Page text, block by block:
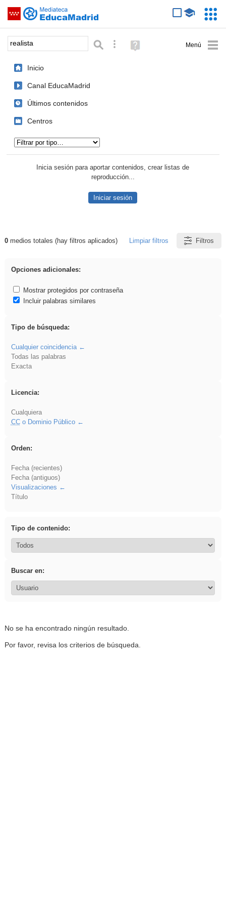
Saltar navegación
Palabra o frase: Búsqueda avanzada
Ayuda
(en
Inicio
Canal EducaMadrid
Últimos contenidos
Centros
Inicia sesión para aportar contenidos, crear listas de
reproducción...
Iniciar sesión
Resultados de: realista
0medios totales (hay filtros aplicados) Limpiar filtros Filtros
Opciones adicionales:
Mostrar protegidos por contraseña
Incluir palabras similares
Tipo de búsqueda:
Cualquier coincidencia
Todas las palabras
Exacta
Licencia:
Cualquiera
CCo Dominio Público
Orden:
Fecha (recientes)
Fecha (antiguos)
Visualizaciones
Título
Tipo de contenido:
Buscar en:
No se ha encontrado ningún resultado.
Por favor, revisa los criterios de búsqueda.